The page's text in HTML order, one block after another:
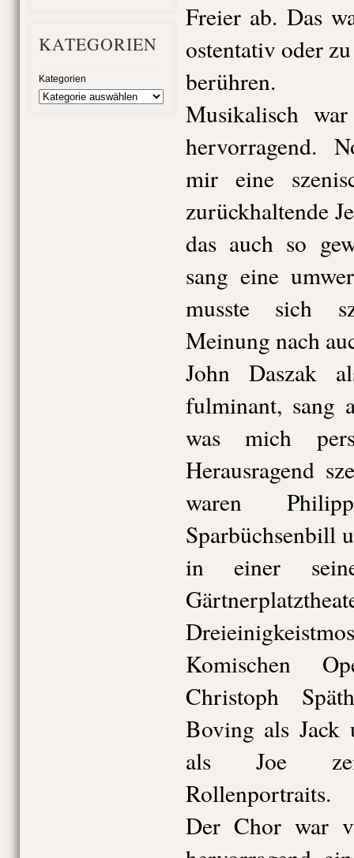
KATEGORIEN
Kategorien
Freier ab. Das
ostentativ oder
berühren.
Musikalisch
hervorragend.
mir eine
zurückhaltende
das auch so
sang eine
musste sich
Meinung nach
John Daszak
fulminant, sang
was mich
Herausragend
waren
Sparbüchsenbill
in einer
Komischen
Christoph
Boving als Jack
als Joe
Rollenportraits.
Der Chor war